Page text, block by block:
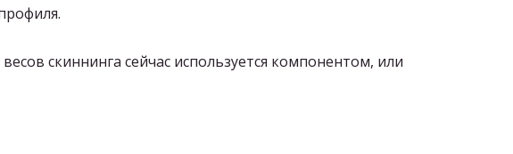
скиннинга сейчас используется компонентом, или